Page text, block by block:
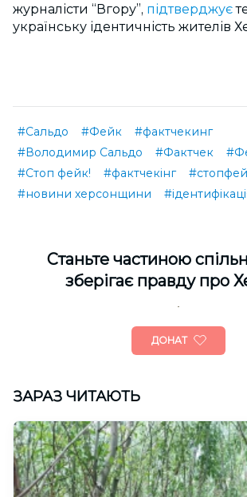
журналісти “Вгору”, підтверджує
українську ідентичність жителів
#Сальдо #Фейк
#фактчекинг
#Володимир Сальдо
#Фактчек
#Стоп фейк!
#фактчекінг
#новини херсонщини
Cтаньте частиною
зберігає правду про
ДОНАТ
ЗАРАЗ ЧИТАЮТЬ